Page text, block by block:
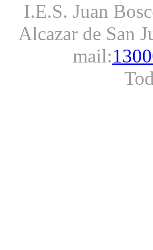
I.E.S. Juan
Alcazar de San
mail: